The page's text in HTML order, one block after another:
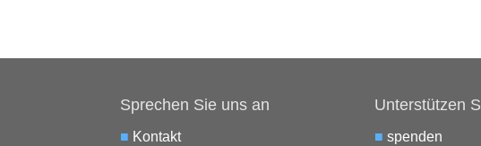
Sprechen Sie uns an
■ Kontakt
Unterstützen
■ spenden